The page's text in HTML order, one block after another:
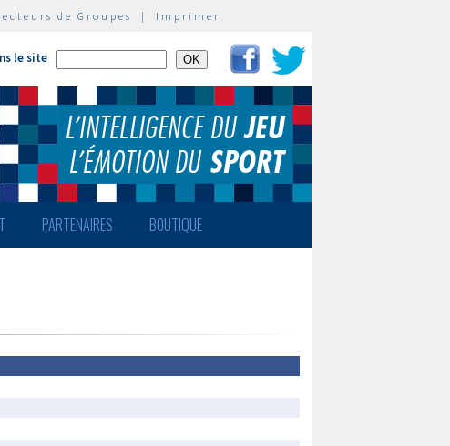
de Groupes | Imprimer
le site
PARTENAIRES BOUTIQUE